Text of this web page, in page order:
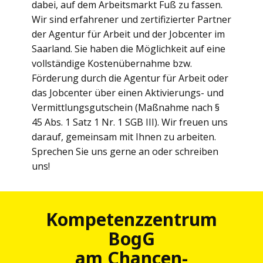
dabei, auf dem Arbeitsmarkt Fuß zu fassen.
Wir sind erfahrener und zertifizierter Partner
der Agentur für Arbeit und der Jobcenter im
Saarland. Sie haben die Möglichkeit auf eine
vollständige Kostenübernahme bzw.
Förderung durch die Agentur für Arbeit oder
das Jobcenter über einen Aktivierungs- und
Vermittlungsgutschein (Maßnahme nach §
45 Abs. 1 Satz 1 Nr. 1 SGB III). Wir freuen uns
darauf, gemeinsam mit Ihnen zu arbeiten.
Sprechen Sie uns gerne an oder schreiben
uns!
Kompetenzzentrum
BogG
am Chancen-